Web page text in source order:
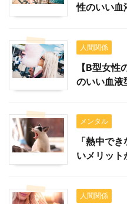
性のいい血
人間関係
【B型女
のいい血液
メンタル
「熱中で
いメリット
人間関係